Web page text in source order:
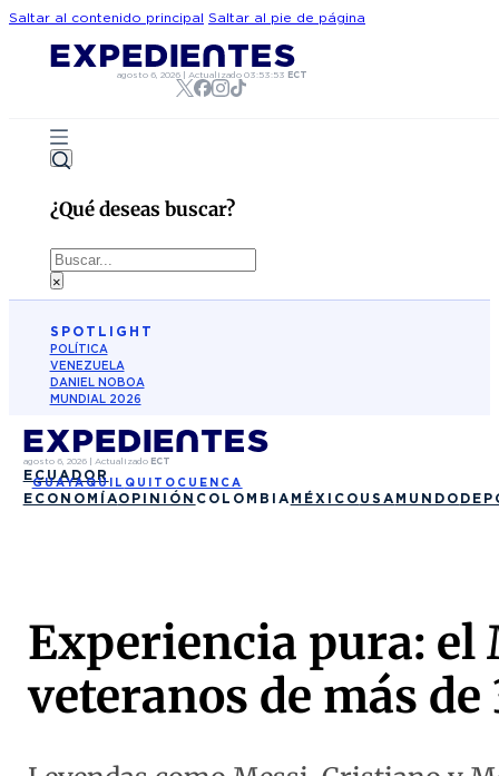
Saltar al contenido principal Saltar al pie de página
agosto 6, 2026| Actualizado 03:53:53 ECT
¿Qué deseas buscar?
Buscar
×
SPOTLIGHT
POLÍTICA
VENEZUELA
DANIEL NOBOA
MUNDIAL 2026
agosto 6, 2026| Actualizado ECT
ECUADOR
GUAYAQUIL QUITO CUENCA
ECONOMÍAOPINIÓN COLOMBIA MÉXICO USA MUNDO
Experiencia pura: el
veteranos de más de